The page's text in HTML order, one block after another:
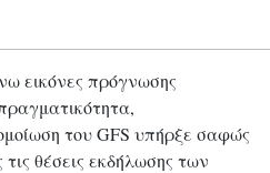
εικόνες πρόγνωσης
του GFS υπήρξε σαφώς
θέσεις εκδήλωσης των